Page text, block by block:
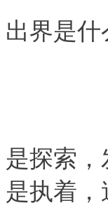
出界是什
是探索
是执着